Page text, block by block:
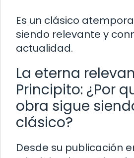
Es un clásico
siendo relevante y
actualidad.
La eterna
Principito: ¿Por
obra sigue
clásico?
Desde su publicación